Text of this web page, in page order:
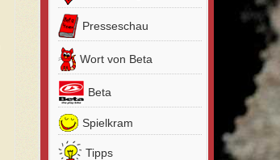
Presseschau
Wort von Beta
Beta
Spielkram
Tipps